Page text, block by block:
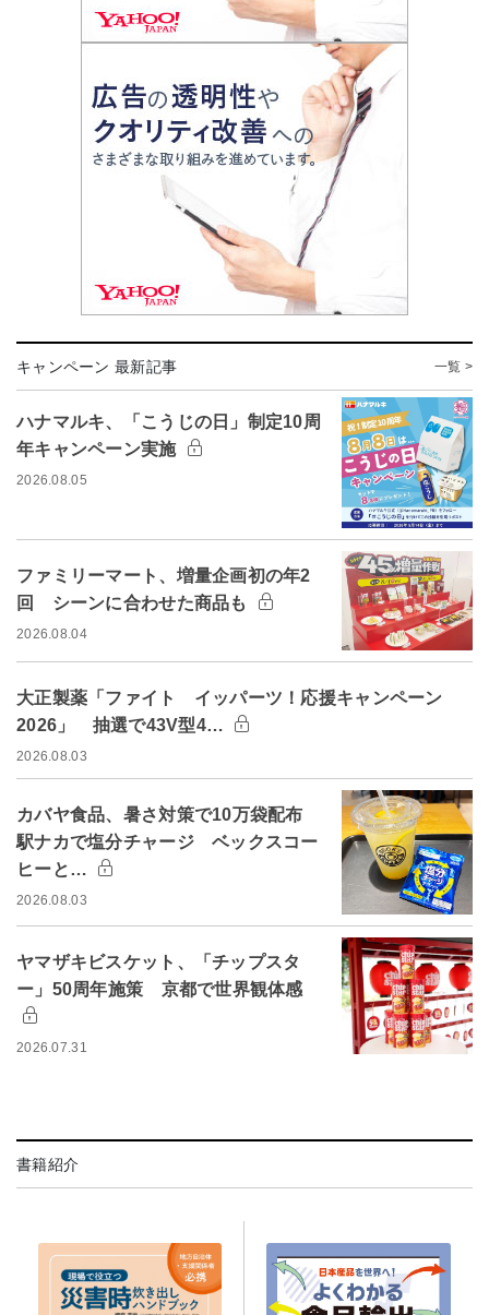
キャンペーン 最新記事 一覧 >
ハナマルキ、「こうじの日」制定10周
年キャンペーン実施
2026.08.05
ファミリーマート、増量企画初の年2
回 シーンに合わせた商品も
2026.08.04
大正製薬「ファイト イッパーツ！応援キャンペーン
2026」 抽選で43V型4…
2026.08.03
カバヤ食品、暑さ対策で10万袋配布
駅ナカで塩分チャージ ベックスコー
ヒーと…
2026.08.03
ヤマザキビスケット、「チップスタ
ー」50周年施策 京都で世界観体感
2026.07.31
書籍紹介